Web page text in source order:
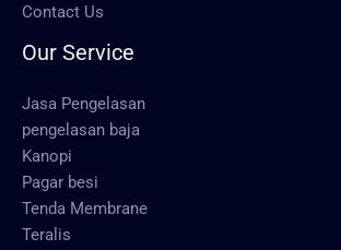
Contact Us
Our Service
Jasa Pengelasan
pengelasan baja
Kanopi
Pagar besi
Tenda Membrane
Teralis